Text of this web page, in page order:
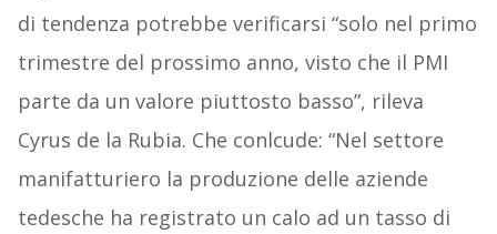
di tendenza potrebbe verificarsi “solo nel primo
trimestre del prossimo anno, visto che il PMI
parte da un valore piuttosto basso”, rileva
Cyrus de la Rubia. Che conlcude: “Nel settore
manifatturiero la produzione delle aziende
tedesche ha registrato un calo ad un tasso di